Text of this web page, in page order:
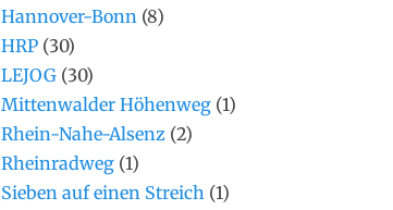
Hannover-Bonn (8)
HRP (30)
LEJOG (30)
Mittenwalder Höhenweg (1)
Rhein-Nahe-Alsenz (2)
Rheinradweg (1)
Sieben auf einen Streich (1)